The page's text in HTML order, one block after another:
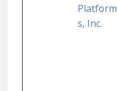
Platform
s, Inc.